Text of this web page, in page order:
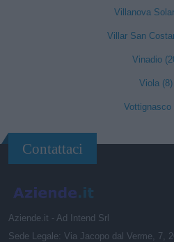
Villanova
Villar San
Vinadio
Viola (8)
Vottignasco
Contattaci
Aziende.it - Ad Intend Srl
Sede Legale: Via Jacopo dal Verme, 7,